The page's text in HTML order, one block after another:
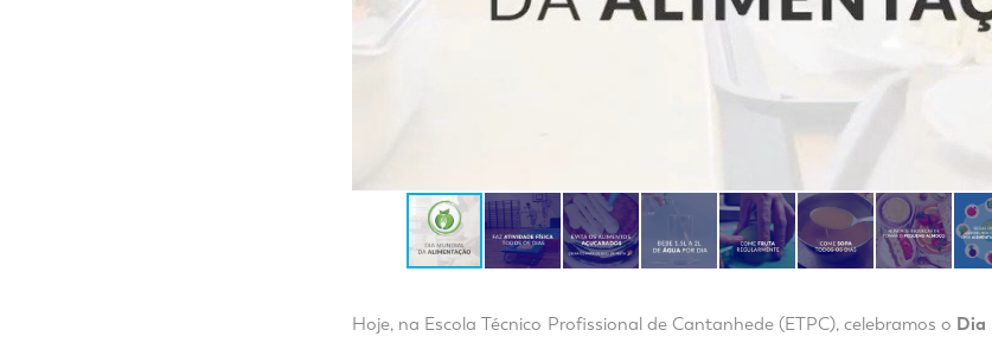
Hoje, na Escola Técnico Profissional de Cantanhede (ETPC), celebramos o Dia